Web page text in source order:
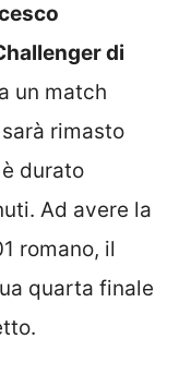
di
un match
rimasto
durato
Ad avere la
romano, il
quarta finale